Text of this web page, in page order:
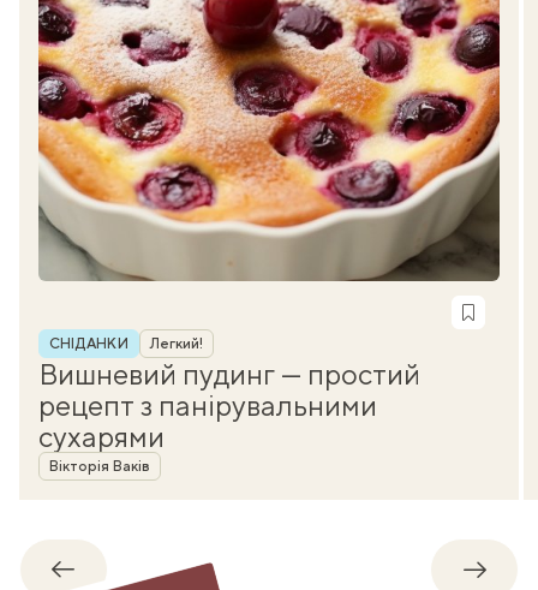
Рубрика
СНІДАНКИ Легкий!
Вишневий пудинг — простий
рецепт з панірувальними
сухарями
Автор
Вікторія Ваків
Назад